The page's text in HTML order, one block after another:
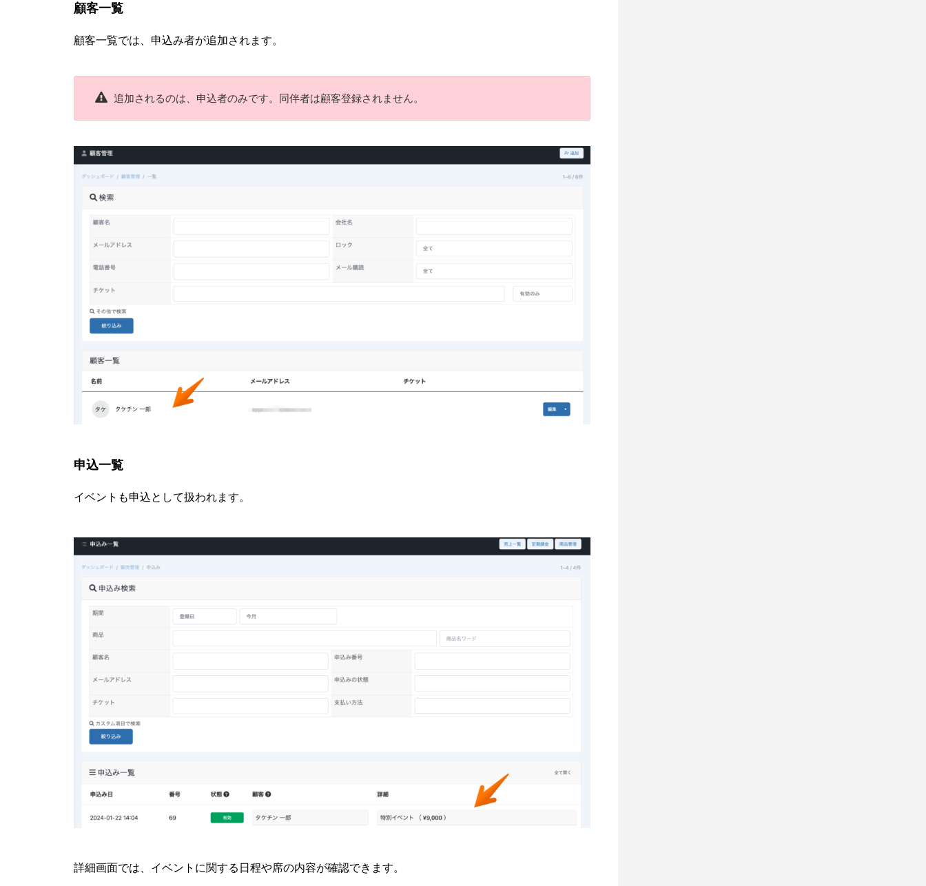
顧客一覧
顧客一覧では、申込み者が追加されます。
追加されるのは、申込者のみです。同伴者は顧客登録されません。
申込一覧
イベントも申込として扱われます。
詳細画面では、イベントに関する日程や席の内容が確認できます。